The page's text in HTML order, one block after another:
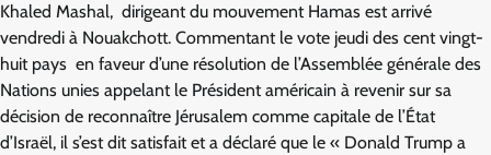
Khaled Mashal, dirigeant du mouvement Hamas est arrivé
vendredi à Nouakchott. Commentant le vote jeudi des cent vingt-
huit pays en faveur d’une résolution de l’Assemblée générale des
Nations unies appelant le Président américain à revenir sur sa
décision de reconnaître Jérusalem comme capitale de l’État
d’Israël, il s’est dit satisfait et a déclaré que le « Donald Trump a